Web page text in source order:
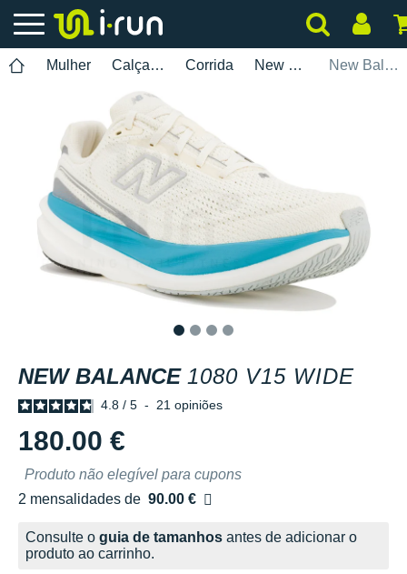
Mulher Calçados Corrida New Balance New Balance 1080 V15 Wide
NEW BALANCE 1080 V15 WIDE
4.8 / 5 - 21 opiniões
180.00 €
Produto não elegível para cupons
2 mensalidades de 90.00 €
sem custos
Consulte o guia de tamanhos antes de adicionar o
produto ao carrinho.